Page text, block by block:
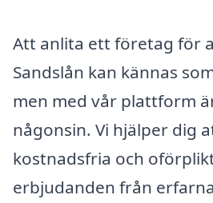
Att anlita ett företag för
Sandslån kan kännas
men med vår plattform
någonsin. Vi hjälper dig
kostnadsfria och
erbjudanden från erfarna